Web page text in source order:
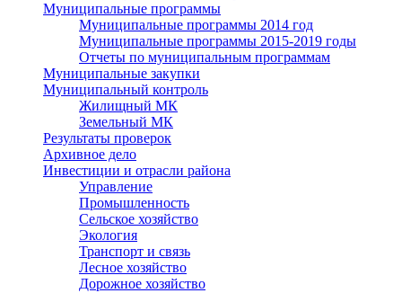
Муниципальные программы
Муниципальные программы 2014 год
Муниципальные программы 2015-2019 годы
Отчеты по муниципальным программам
Муниципальные закупки
Муниципальный контроль
Жилищный МК
Земельный МК
Результаты проверок
Архивное дело
Инвестиции и отрасли района
Управление
Промышленность
Сельское хозяйство
Экология
Транспорт и связь
Лесное хозяйство
Дорожное хозяйство